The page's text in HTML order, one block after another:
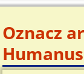
Oznacz